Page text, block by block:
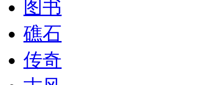
图书
礁石
传奇